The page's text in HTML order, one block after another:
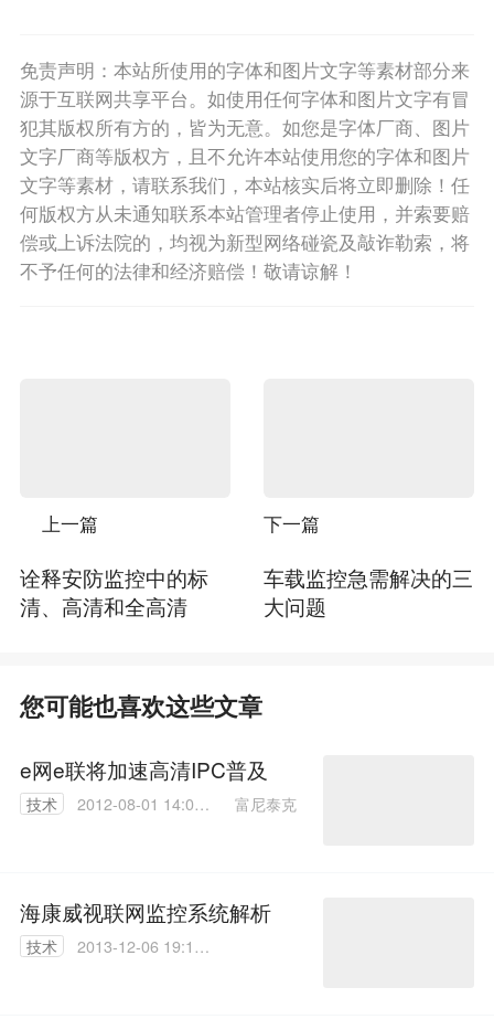
免责声明：本站所使用的字体和图片文字等素材部分来
源于互联网共享平台。如使用任何字体和图片文字有冒
犯其版权所有方的，皆为无意。如您是字体厂商、图片
文字厂商等版权方，且不允许本站使用您的字体和图片
文字等素材，请联系我们，本站核实后将立即删除！任
何版权方从未通知联系本站管理者停止使用，并索要赔
偿或上诉法院的，均视为新型网络碰瓷及敲诈勒索，将
不予任何的法律和经济赔偿！敬请谅解！
上一篇
诠释安防监控中的标
清、高清和全高清
下一篇
车载监控急需解决的三
大问题
您可能也喜欢这些文章
e网e联将加速高清IPC普及
技术
2012-08-01 14:09:
富尼泰克
海康威视联网监控系统解析
技术
2013-12-06 19:10: